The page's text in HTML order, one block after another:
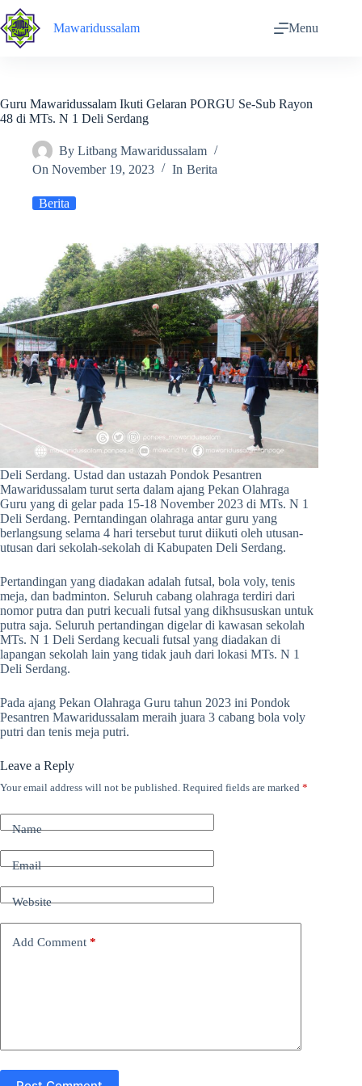
Skip
to
content
Mawaridussalam Menu
Guru Mawaridussalam Ikuti Gelaran PORGU Se-Sub Rayon
48 di MTs. N 1 Deli Serdang
By Litbang Mawaridussalam
On November 19, 2023 In Berita
Berita
Deli Serdang. Ustad dan ustazah Pondok Pesantren
Mawaridussalam turut serta dalam ajang Pekan Olahraga
Guru yang di gelar pada 15-18 November 2023 di MTs. N 1
Deli Serdang. Perntandingan olahraga antar guru yang
berlangsung selama 4 hari tersebut turut diikuti oleh utusan-
utusan dari sekolah-sekolah di Kabupaten Deli Serdang.
Pertandingan yang diadakan adalah futsal, bola voly, tenis
meja, dan badminton. Seluruh cabang olahraga terdiri dari
nomor putra dan putri kecuali futsal yang dikhsususkan untuk
putra saja. Seluruh pertandingan digelar di kawasan sekolah
MTs. N 1 Deli Serdang kecuali futsal yang diadakan di
lapangan sekolah lain yang tidak jauh dari lokasi MTs. N 1
Deli Serdang.
Pada ajang Pekan Olahraga Guru tahun 2023 ini Pondok
Pesantren Mawaridussalam meraih juara 3 cabang bola voly
putri dan tenis meja putri.
Leave a Reply
Your email address will not be published. Required fields are marked *
Name
Email
Website
Add Comment *